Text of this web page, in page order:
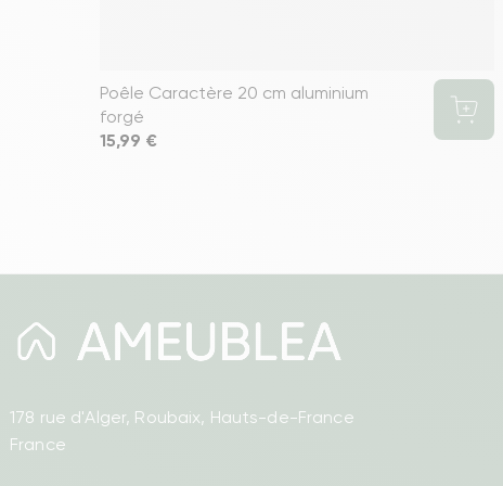
Poêle Caractère 20 cm aluminium
forgé
Prix
15,99 €
178 rue d'Alger, Roubaix, Hauts-de-France
France